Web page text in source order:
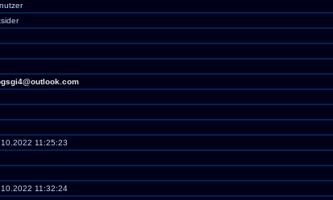
11:25:23
11:32:24